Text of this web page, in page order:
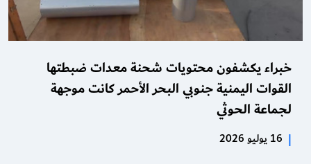
خبراء يكشفون محتويات شحنة معدات ضبطتها
القوات اليمنية جنوبي البحر الأحمر كانت موجهة
لجماعة الحوثي
| 16 يوليو 2026